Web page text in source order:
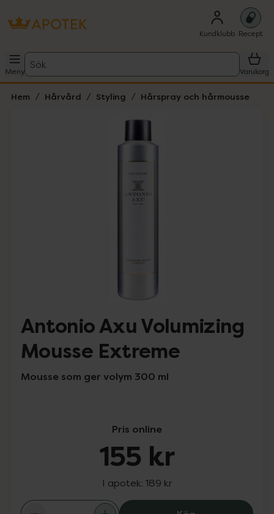
Kundklubb Recept
Meny
Sök
Varukorg
Hem Hårvård Styling Hårspray och hårmousse
Antonio Axu Volumizing
Mousse Extreme
Mousse som ger volym 300 ml
Pris online
155 kr
I apotek: 189 kr